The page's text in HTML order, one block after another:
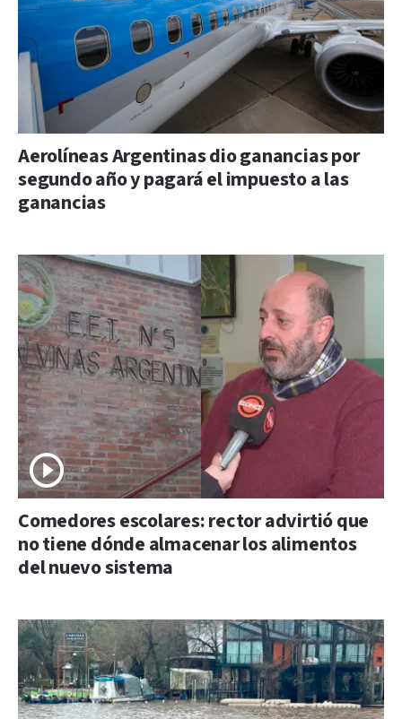
Aerolíneas Argentinas dio ganancias por
segundo año y pagará el impuesto a las
ganancias
Comedores escolares: rector advirtió que
no tiene dónde almacenar los alimentos
del nuevo sistema